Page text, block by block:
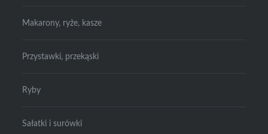
Makarony, ryże, kasze
Przystawki, przekąski
Ryby
Sałatki i surówki